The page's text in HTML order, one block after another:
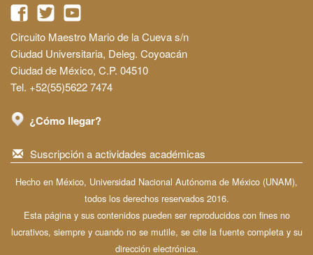
Circuito Maestro Mario de la Cueva s/n
Ciudad Universitaria, Deleg. Coyoacán
Ciudad de México, C.P. 04510
Tel. +52(55)5622 7474
¿Cómo llegar?
Suscripción a actividades académicas
Hecho en México, Universidad Nacional Autónoma de México (UNAM),
todos los derechos reservados 2016.
Esta página y sus contenidos pueden ser reproducidos con fines no
lucrativos, siempre y cuando no se mutile, se cite la fuente completa y su
dirección electrónica.